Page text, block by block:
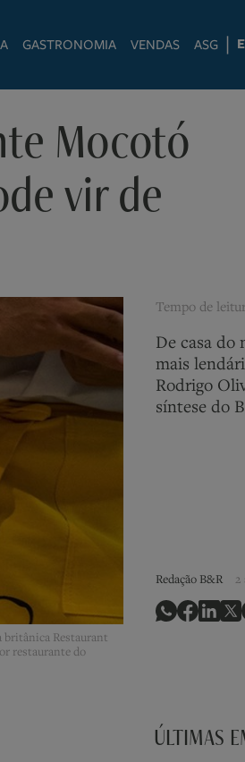
GASTRONOMIA VENDAS ASG |
Mocotó
vir de
britânica Restaurant
restaurante do
Tempo de
De casa do
mais
Rodrigo
síntese do
Redação B&R 2
ÚLTIMAS